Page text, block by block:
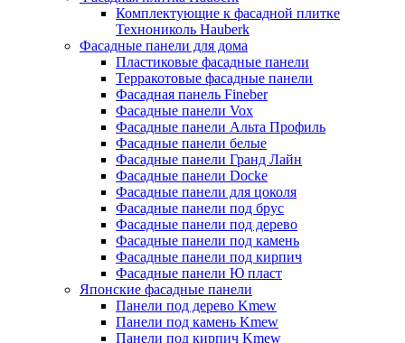
Комплектующие к фасадной плитке
Технониколь Hauberk
Фасадные панели для дома
Пластиковые фасадные панели
Терракотовые фасадные панели
Фасадная панель Fineber
Фасадные панели Vox
Фасадные панели Альта Профиль
Фасадные панели белые
Фасадные панели Гранд Лайн
Фасадные панели Docke
Фасадные панели для цоколя
Фасадные панели под брус
Фасадные панели под дерево
Фасадные панели под камень
Фасадные панели под кирпич
Фасадные панели Ю пласт
Японские фасадные панели
Панели под дерево Kmew
Панели под камень Kmew
Панели под кирпич Kmew